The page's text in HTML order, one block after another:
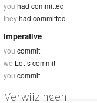
you had committed
theyhad committed
Imperative
you commit
we Let´s commit
you commit
Verwijzingen